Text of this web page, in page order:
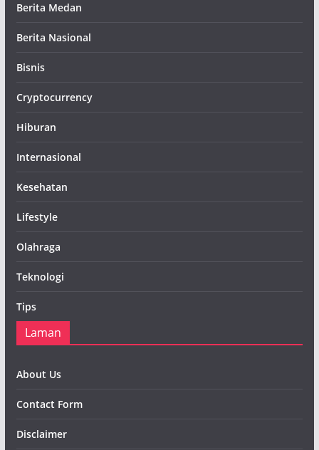
Berita Medan
Berita Nasional
Bisnis
Cryptocurrency
Hiburan
Internasional
Kesehatan
Lifestyle
Olahraga
Teknologi
Tips
Laman
About Us
Contact Form
Disclaimer